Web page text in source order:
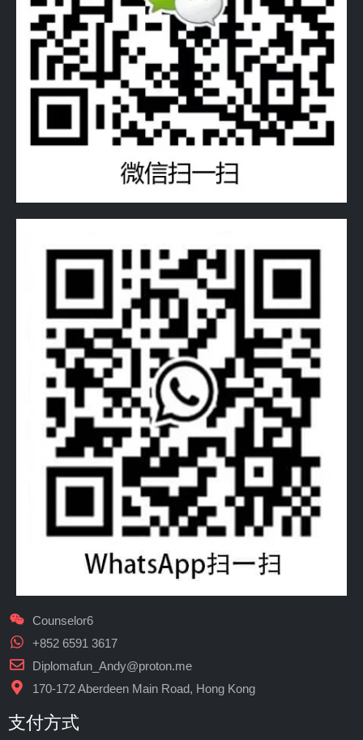
Counselor6
+852 6591 3617
Diplomafun_Andy@proton.me
170-172 Aberdeen Main Road, Hong Kong
支付方式